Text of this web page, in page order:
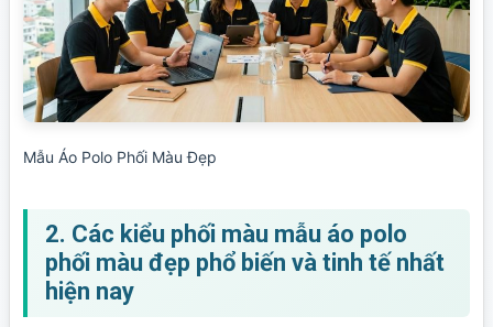
Mẫu Áo Polo Phối Màu Đẹp
2. Các kiểu phối màu mẫu áo polo
phối màu đẹp phổ biến và tinh tế nhất
hiện nay